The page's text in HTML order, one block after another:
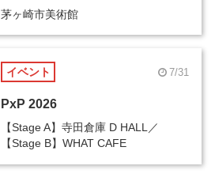
茅ヶ崎市美術館
イベント 7/31
PxP 2026
【Stage A】寺田倉庫 D HALL／
【Stage B】WHAT CAFE